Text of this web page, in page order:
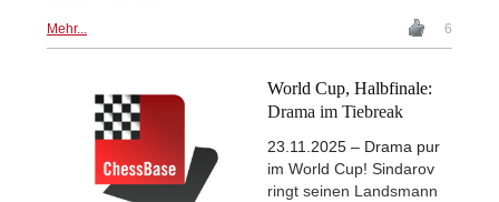
Mehr... 6
World Cup, Halbfinale:
Drama im Tiebreak
23.11.2025 – Drama pur
im World Cup! Sindarov
ringt seinen Landsmann